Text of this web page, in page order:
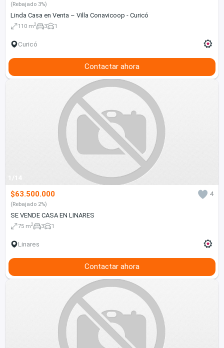
(Rebajado 3%)
Linda Casa en Venta – Villa Conavicoop - Curicó
110 m2 3 1
Curicó
Contactar ahora
1/14
$63.500.000 4
(Rebajado 2%)
SE VENDE CASA EN LINARES
75 m2 3 1
Linares
Contactar ahora